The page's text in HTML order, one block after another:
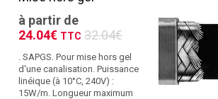
à partir de
24.04€ TTC 32.04€
. SAPGS. Pour mise hors gel
d'une canalisation. Puissance
linéique (à 10°C, 240V) :
15W/m. Longueur maximum